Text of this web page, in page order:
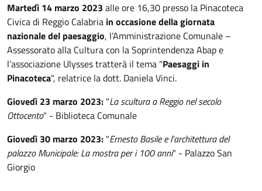
Martedì 14 marzo 2023 alle ore 16,30 presso la Pinacoteca
Civica di Reggio Calabria in occasione della giornata
nazionale del paesaggio, l’Amministrazione Comunale –
Assessorato alla Cultura con la Soprintendenza Abap e
l’associazione Ulysses tratterà il tema "Paesaggi in
Pinacoteca", relatrice la dott. Daniela Vinci.
Giovedì 23 marzo 2023: "La scultura a Reggio nel secolo
Ottocento" - Biblioteca Comunale
Giovedì 30 marzo 2023: "Ernesto Basile e l'architettura del
palazzo Municipale: La mostra per i 100 anni" - Palazzo San
Giorgio